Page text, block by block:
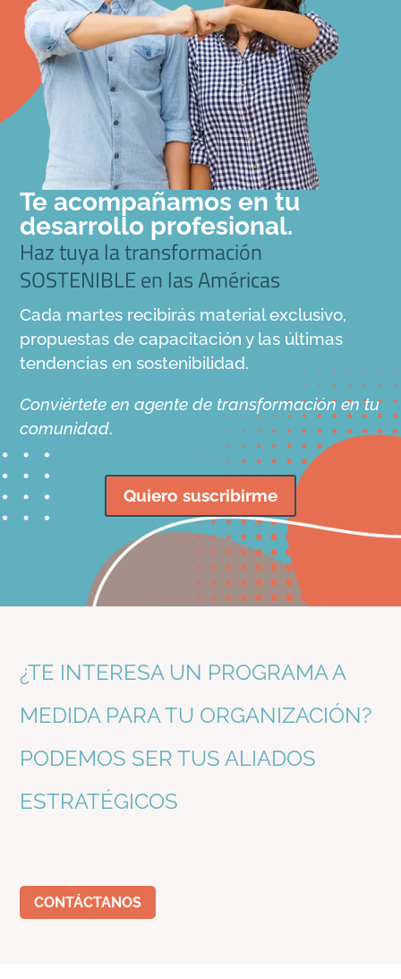
Te acompañamos en tu
desarrollo profesional.
Haz tuya la transformación
SOSTENIBLE en las Américas
Cada martes recibirás material exclusivo,
propuestas de capacitación y las últimas
tendencias en sostenibilidad.
Conviértete en agente de transformación en tu
comunidad.
Quiero suscribirme
¿TE INTERESA UN PROGRAMA A
MEDIDA PARA TU ORGANIZACIÓN?
PODEMOS SER TUS ALIADOS
ESTRATÉGICOS
CONTÁCTANOS